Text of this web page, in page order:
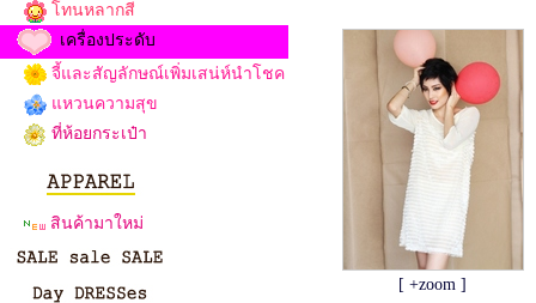
โทนหลากสี
เครื่องประดับ
จี้และสัญลักษณ์เพิ่มเสน่ห์นำโชค
แหวนความสุข
ที่ห้อยกระเป๋า
สินค้ามาใหม่
[ +zoom ]